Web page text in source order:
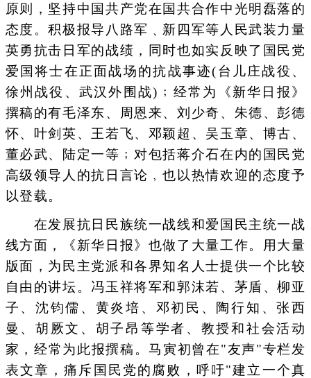
原则，坚持中国共产党在国共合作中光明磊落的
态度。积极报导八路军﹑新四军等人民武装力量
英勇抗击日军的战绩，同时也如实反映了国民党
爱国将士在正面战场的抗战事迹(台儿庄战役、
徐州战役、武汉外围战)﹔经常为《新华日报》
撰稿的有毛泽东、周恩来、刘少奇、朱德、彭德
怀、叶剑英、王若飞、邓颖超、吴玉章、博古、
董必武、陆定一等﹔对包括蒋介石在内的国民党
高级领导人的抗日言论﹐也以热情欢迎的态度予
以登载。
在发展抗日民族统一战线和爱国民主统一战
线方面，《新华日报》也做了大量工作。用大量
版面，为民主党派和各界知名人士提供一个比较
自由的讲坛。冯玉祥将军和郭沫若、茅盾、柳亚
子、沈钧儒、黄炎培、邓初民、陶行知、张西
曼、胡厥文、胡子昂等学者、教授和社会活动
家，经常为此报撰稿。马寅初曾在"友声"专栏发
表文章，痛斥国民党的腐败，呼吁"建立一个真